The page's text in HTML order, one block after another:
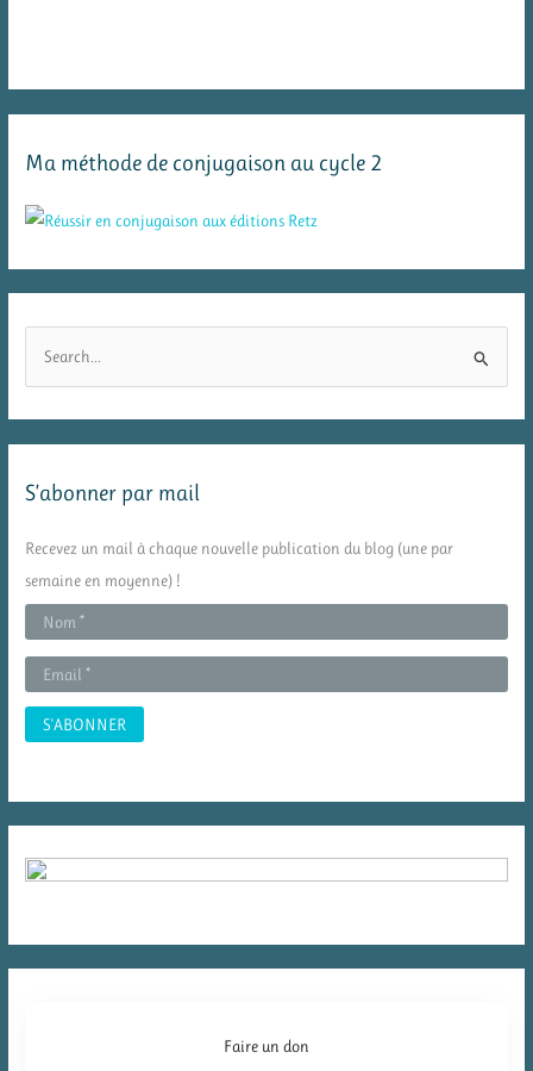
Ma méthode de conjugaison au cycle 2
r
:
S’abonner par mail
Recevez un mail à chaque nouvelle publication du blog (une par
semaine en moyenne) !
Faire un don